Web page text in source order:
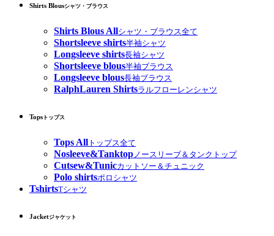
Shirts Blousシャツ・ブラウス
Shirts Blous Allシャツ・ブラウス全て
Shortsleeve shirts半袖シャツ
Longsleeve shirts長袖シャツ
Shortsleeve blous半袖ブラウス
Longsleeve blous長袖ブラウス
RalphLauren Shirtsラルフローレンシャツ
Tops トップス
Tops All トップス全て
Nosleeve&Tanktopノースリーブ＆タンクトップ
Cutsew&Tunicカットソー＆チュニック
Polo shirtsポロシャツ
TshirtsTシャツ
Jacketジャケット